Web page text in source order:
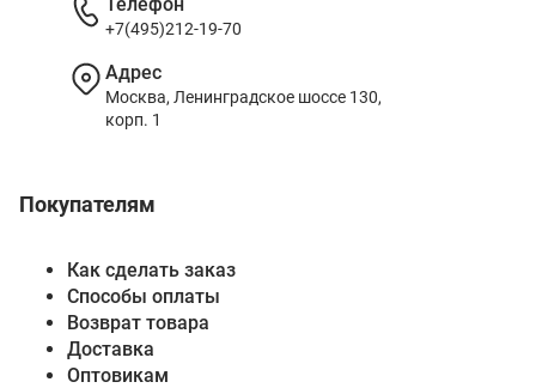
Покупателям
Как сделать заказ
Способы оплаты
Возврат товара
Доставка
Оптовикам
+7(495)212-19-70
Адрес
Москва, Ленинградское шоссе 130,
корп. 1